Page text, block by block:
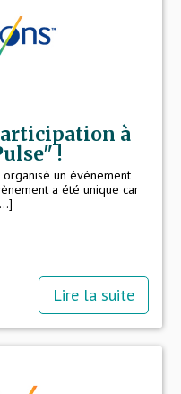
à
!
un événement
a été unique car
Lire la suite